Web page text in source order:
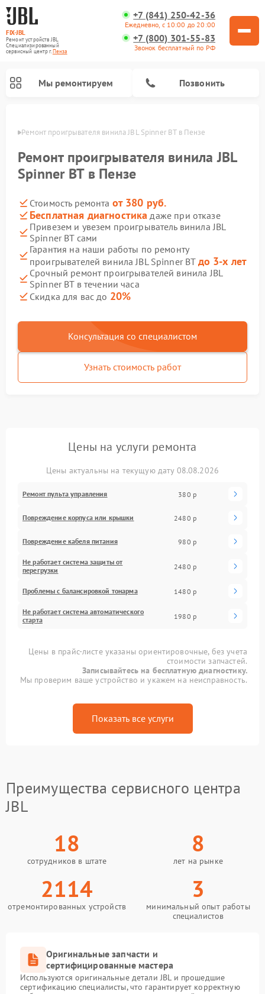
FIX-JBL
Ремонт устройств JBL
Специализированный
cервисный центр г.Пенза
+7 (841) 250-42-36
Ежедневно, с 10:00 до 20:00
+7 (800) 301-55-83
Звонок бесплатный по РФ
Мы ремонтируем Позвонить
Ремонт проигрывателя винила JBL Spinner BT в Пензе
Ремонт проигрывателя винила JBL
Spinner BT в Пензе
Стоимость ремонта от 380 руб.
Бесплатная диагностика даже при отказе
Привезем и увезем проигрыватель винила JBL
Spinner BT сами
Гарантия на наши работы по ремонту
проигрывателей винила JBL Spinner BT до 3-х лет
Срочный ремонт проигрывателей винила JBL
Spinner BT в течении часа
Скидка для вас до 20%
Консультация со специалистом
Узнать стоимость работ
Цены на услуги ремонта
Цены актуальны на текущую дату 08.08.2026
Ремонт пульта управления 380 р
Повреждение корпуса или крышки 2480 р
Повреждение кабеля питания 980 р
Не работает система защиты от
перегрузки
2480 р
Проблемы с балансировкой тонарма 1480 р
Не работает система автоматического
старта
1980 р
Цены в прайс-листе указаны ориентировочные, без учета
стоимости запчастей.
Записывайтесь на бесплатную диагностику.
Мы проверим ваше устройство и укажем на неисправность.
Показать все услуги
Преимущества сервисного центра
JBL
18
сотрудников в штате
8
лет на рынке
2114
отремонтированных устройств
3
минимальный опыт работы
специалистов
Оригинальные запчасти и
сертифицированные мастера
Используются оригинальные детали JBL и прошедшие
сертификацию специалисты, что гарантирует корректную